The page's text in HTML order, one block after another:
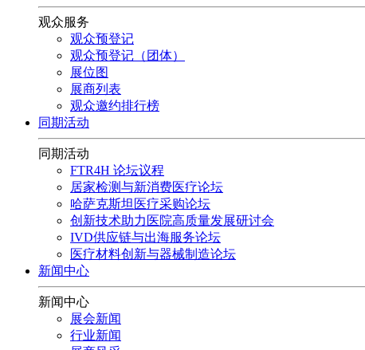
观众服务
观众预登记
观众预登记（团体）
展位图
展商列表
观众邀约排行榜
同期活动
同期活动
FTR4H 论坛议程
居家检测与新消费医疗论坛
哈萨克斯坦医疗采购论坛
创新技术助力医院高质量发展研讨会
IVD供应链与出海服务论坛
医疗材料创新与器械制造论坛
新闻中心
新闻中心
展会新闻
行业新闻